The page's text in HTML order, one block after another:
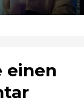
einen